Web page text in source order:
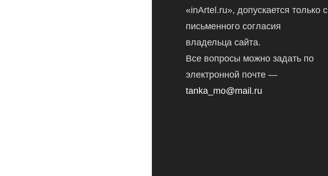
«inArtel.ru», допускается только с
письменного согласия
владельца сайта.
Все вопросы можно задать по
электронной почте —
tanka_mo@mail.ru